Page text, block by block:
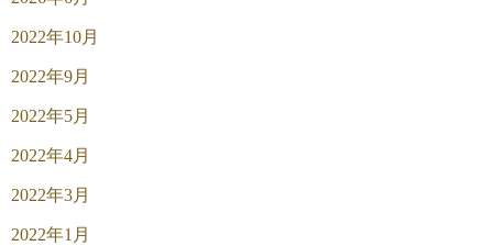
2022年10月
2022年9月
2022年5月
2022年4月
2022年3月
2022年1月